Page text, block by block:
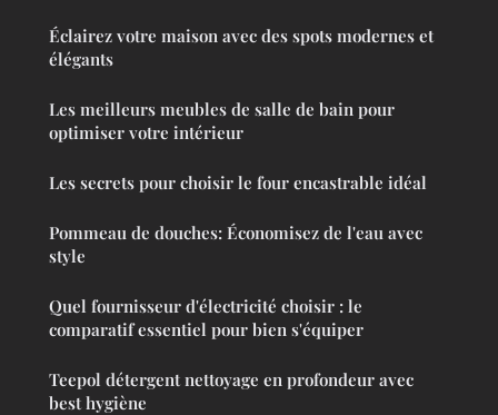
Éclairez votre maison avec des spots modernes et
élégants
Les meilleurs meubles de salle de bain pour
optimiser votre intérieur
Les secrets pour choisir le four encastrable idéal
Pommeau de douches: Économisez de l'eau avec
style
Quel fournisseur d'électricité choisir : le
comparatif essentiel pour bien s'équiper
Teepol détergent nettoyage en profondeur avec
best hygiène